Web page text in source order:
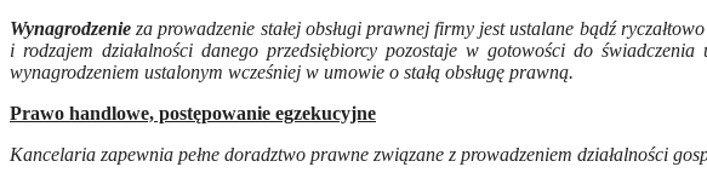
Wynagrodzenie za prowadzenie stałej obsługi prawnej firmy jest ustalane bądź
i rodzajem działalności danego przedsiębiorcy pozostaje w gotowości do
wynagrodzeniem ustalonym wcześniej w umowie o stałą obsługę prawną.
Prawo handlowe, postępowanie egzekucyjne
Kancelaria zapewnia pełne doradztwo prawne związane z prowadzeniem działalności